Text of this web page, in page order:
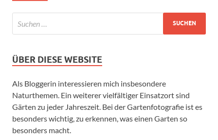
ÜBER DIESE WEBSITE
Als Bloggerin interessieren mich insbesondere
Naturthemen. Ein weiterer vielfältiger Einsatzort sind
Gärten zu jeder Jahreszeit. Bei der Gartenfotografie ist es
besonders wichtig, zu erkennen, was einen Garten so
besonders macht.